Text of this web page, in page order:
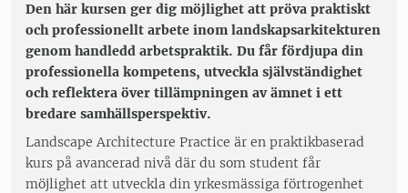
Den här kursen ger dig möjlighet att pröva praktiskt
och professionellt arbete inom landskapsarkitekturen
genom handledd arbetspraktik. Du får fördjupa din
professionella kompetens, utveckla självständighet
och reflektera över tillämpningen av ämnet i ett
bredare samhällsperspektiv.
Landscape Architecture Practice är en praktikbaserad
kurs på avancerad nivå där du som student får
möjlighet att utveckla din yrkesmässiga förtrogenhet